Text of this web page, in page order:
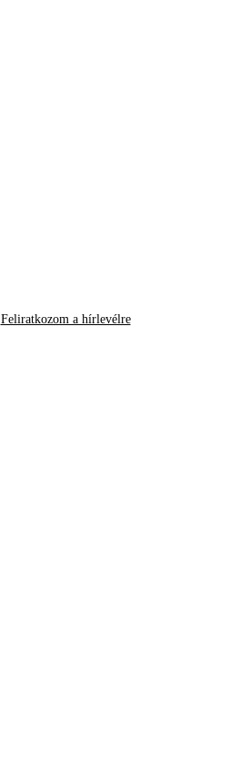
Feliratkozom a hírlevélre